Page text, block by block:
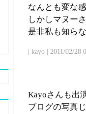
なんとも変な
しかしマヌー
是非私も知ら
| kayo | 2011/02/28
Kayoさんも出
ブログの写真